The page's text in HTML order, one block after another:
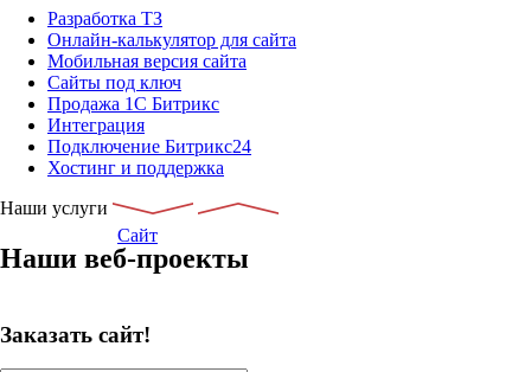
Разработка ТЗ
Онлайн-калькулятор для сайта
Мобильная версия сайта
Сайты под ключ
Продажа 1С Битрикс
Интеграция
Подключение Битрикс24
Хостинг и поддержка
Наши услуги
Наши веб-проекты
Сайт
Заказать сайт!